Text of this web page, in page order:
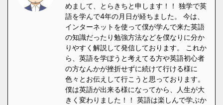
めまして、とらきちと申します！！ 独学で英
語を学んで4年の月日が経ちました。 今は、
インターネットを使って僕が学んで来た英語
の知識だったり勉強方法などを僕なりに分か
りやすく解説して発信しております。 これか
ら、英語を学ぼうと考えてる方や英語初心者
の方なんかが挫折せずに続けて行ける様に
色々とお伝えして行こうと思っております。
僕は英語が出来る様になってから、人生が大
きく変わりました！！ 英語は楽しんで学ぶか